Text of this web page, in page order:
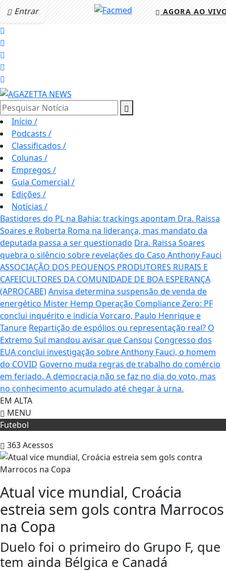
Entrar AGORA AO
Pesquisar Notícia
Início /
Podcasts /
Classificados /
Colunas /
Empregos /
Guia Comercial /
Edições /
Notícias /
Bastidores do PL na Bahia: trackings apontam Dra. Raissa
Soares e Roberta Roma na liderança, mas mandato da
deputada passa a ser questionado Dra. Raissa Soares
quebra o silêncio sobre revelações do Caso Anthony Fauci
ASSOCIAÇÃO DOS PEQUENOS PRODUTORES RURAIS E
CAFEICULTORES DA COMUNIDADE DE BOA ESPERANÇA
(APROCABE)Anvisa determina suspensão de venda de
energético Mister Hemp Operação Compliance Zero: PF
conclui inquérito e indicia Vorcaro, Paulo Henrique e
Tanure Repartição de espólios ou representação real? O
Extremo Sul mandou avisar que Cansou Congresso dos
EUA conclui investigação sobre Anthony Fauci, o homem
do COVID Governo muda regras de trabalho do comércio
em feriado. A democracia não se faz no dia do voto, mas
no conhecimento acumulado até chegar à urna.
EM ALTA
MENU
Futebol
363Acessos
Atual vice mundial, Croácia
estreia sem gols contra Marrocos
na Copa
Duelo foi o primeiro do Grupo F, que
tem ainda Bélgica e Canadá